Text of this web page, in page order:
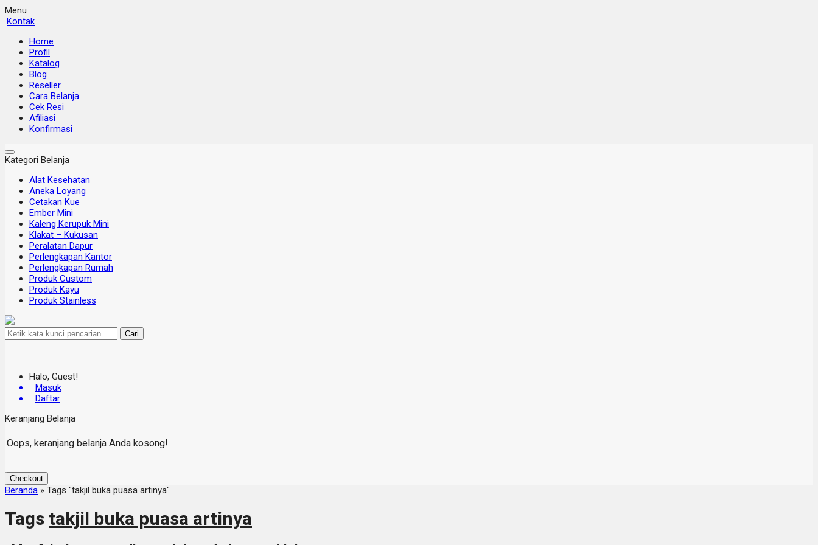
Menu
Kontak
Home
Profil
Katalog
Blog
Reseller
Cara Belanja
Cek Resi
Afiliasi
Konfirmasi
Kategori Belanja
Alat Kesehatan
Aneka Loyang
Cetakan Kue
Ember Mini
Kaleng Kerupuk Mini
Klakat – Kukusan
Peralatan Dapur
Perlengkapan Kantor
Perlengkapan Rumah
Produk Custom
Produk Kayu
Produk Stainless
Cari
Halo, Guest!
Masuk
Daftar
Keranjang Belanja
Oops, keranjang belanja Anda kosong!
Checkout
Beranda » Tags "takjil buka puasa artinya"
Tags takjil buka puasa artinya